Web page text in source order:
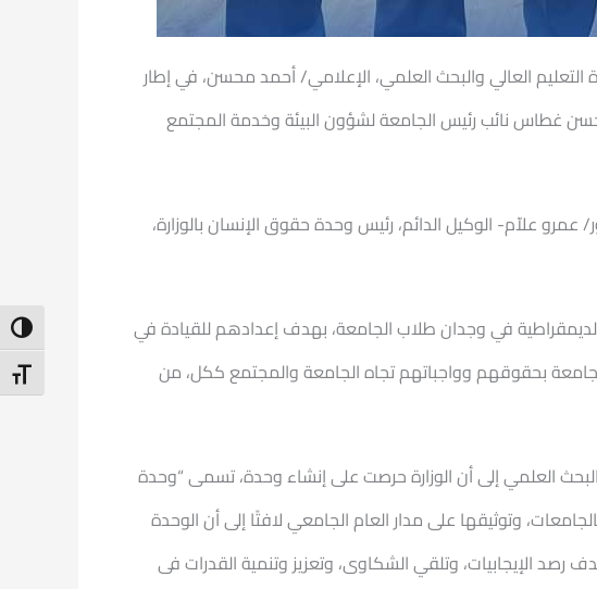
العالي والبحث العلمي، الإعلامي/ أحمد محسن، في إطار
غطاس نائب رئيس الجامعة لشؤون البيئة وخدمة المجتمع
علاّم- الوكيل الدائم، رئيس وحدة حقوق الإنسان بالوزارة،
في وجدان طلاب الجامعة، بهدف إعدادهم للقيادة في
بحقوقهم وواجباتهم تجاه الجامعة والمجتمع ككل، من
العلمي إلى أن الوزارة حرصت على إنشاء وحدة، تسمى “وحدة
وتوثيقها على مدار العام الجامعي لافتًا إلى أن الوحدة
الإيجابيات، وتلقي الشكاوى، وتعزيز وتنمية القدرات فى